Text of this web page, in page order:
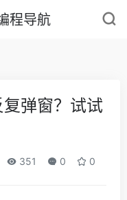
弹窗？试试
351 0 0